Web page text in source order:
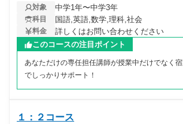
対象 中学1年〜中学3年
科目 国語,英語,数学,理科,社会
料金
詳しくはお問い合わせください
このコースの注目ポイント
あなただけの専任担任講師が授業中だけでなく
でしっかりサポート！
１：２コース